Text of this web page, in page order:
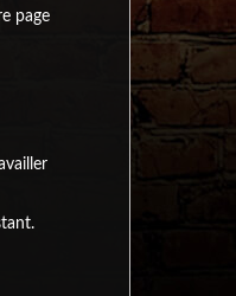
page